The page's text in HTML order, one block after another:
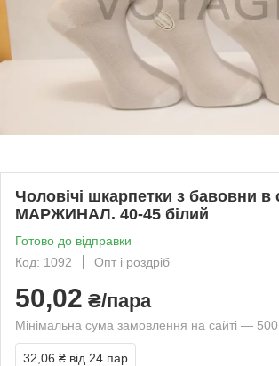
Чоловічі шкарпетки з бавовни в
МАРЖИНАЛ. 40-45 білий
Готово до відправки
Код: 1092
Опт і роздріб
50,02 ₴/пара
Мінімальна сума замовлення на сайті —
32,06 ₴ від 24 пар